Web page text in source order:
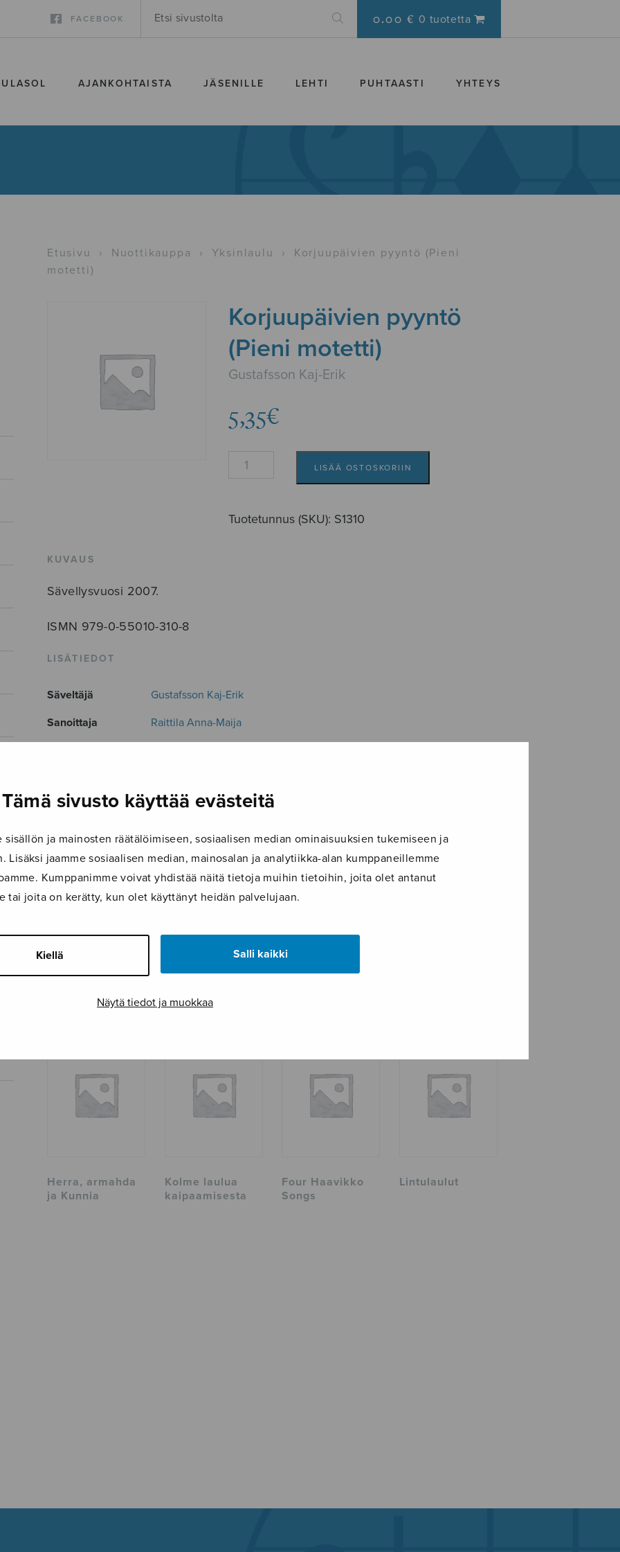
Tämä sivusto käyttää evästeitä
sisällön ja mainosten räätälöimiseen, sosiaalisen median ominaisuuksien tukemiseen ja
Lisäksi jaamme sosiaalisen median, mainosalan ja analytiikka-alan kumppaneillemme
Kumppanimme voivat yhdistää näitä tietoja muihin tietoihin, joita olet antanut
tai joita on kerätty, kun olet käyttänyt heidän palvelujaan.
Kiellä Salli kaikki
Näytä tiedot ja muokkaa
FACEBOOK 0.00 € 0 tuotetta
AJANKOHTAISTA JÄSENILLE LEHTI PUHTAASTI YHTEYS
Etusivu › Nuottikauppa › Yksinlaulu ›
Korjuupäivien pyyntö (Pieni
motetti)
Korjuupäivien pyyntö
(Pieni motetti)
Gustafsson Kaj-Erik
5,35€
Korjuupäivien
motetti)
LISÄÄ OSTOSKORIIN
Tuotetunnus (SKU): S1310
KUVAUS
Sävellysvuosi 2007.
ISMN 979-0-55010-310-8
LISÄTIEDOT
Säveltäjä
Gustafsson Kaj-Erik
Sanoittaja
Raittila Anna-Maija
Musiikkityyli
Kirkkomusiikki,sacred
Kieli
Suomi
Julkaisija
Sulasol
Sivumäärä
TUTUSTU MYÖS
Herra, armahda
ja Kunnia
Kolme laulua
kaipaamisesta
Four Haavikko
Songs
Lintulaulut